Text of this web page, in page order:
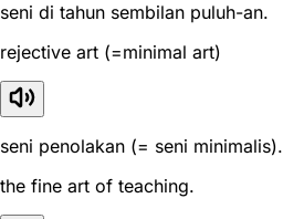
seni di tahun sembilan puluh-an.
rejective art (=minimal art)
seni penolakan (= seni minimalis).
the fine art of teaching.